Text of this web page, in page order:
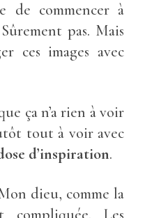
de commencer à
pas. Mais
ces images avec
ça n’a rien à voir
tout à voir avec
d’inspiration.
dieu, comme la